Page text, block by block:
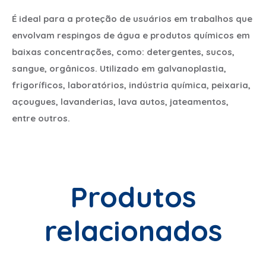
É ideal para a proteção de usuários em trabalhos que
envolvam respingos de água e produtos químicos em
baixas concentrações, como: detergentes, sucos,
sangue, orgânicos. Utilizado em galvanoplastia,
frigoríficos, laboratórios, indústria química, peixaria,
açougues, lavanderias, lava autos, jateamentos,
entre outros.
Produtos
relacionados